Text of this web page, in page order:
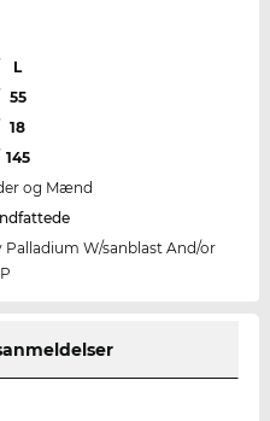
L
55
18
145
og Mænd
Palladium W/sanblast And/or